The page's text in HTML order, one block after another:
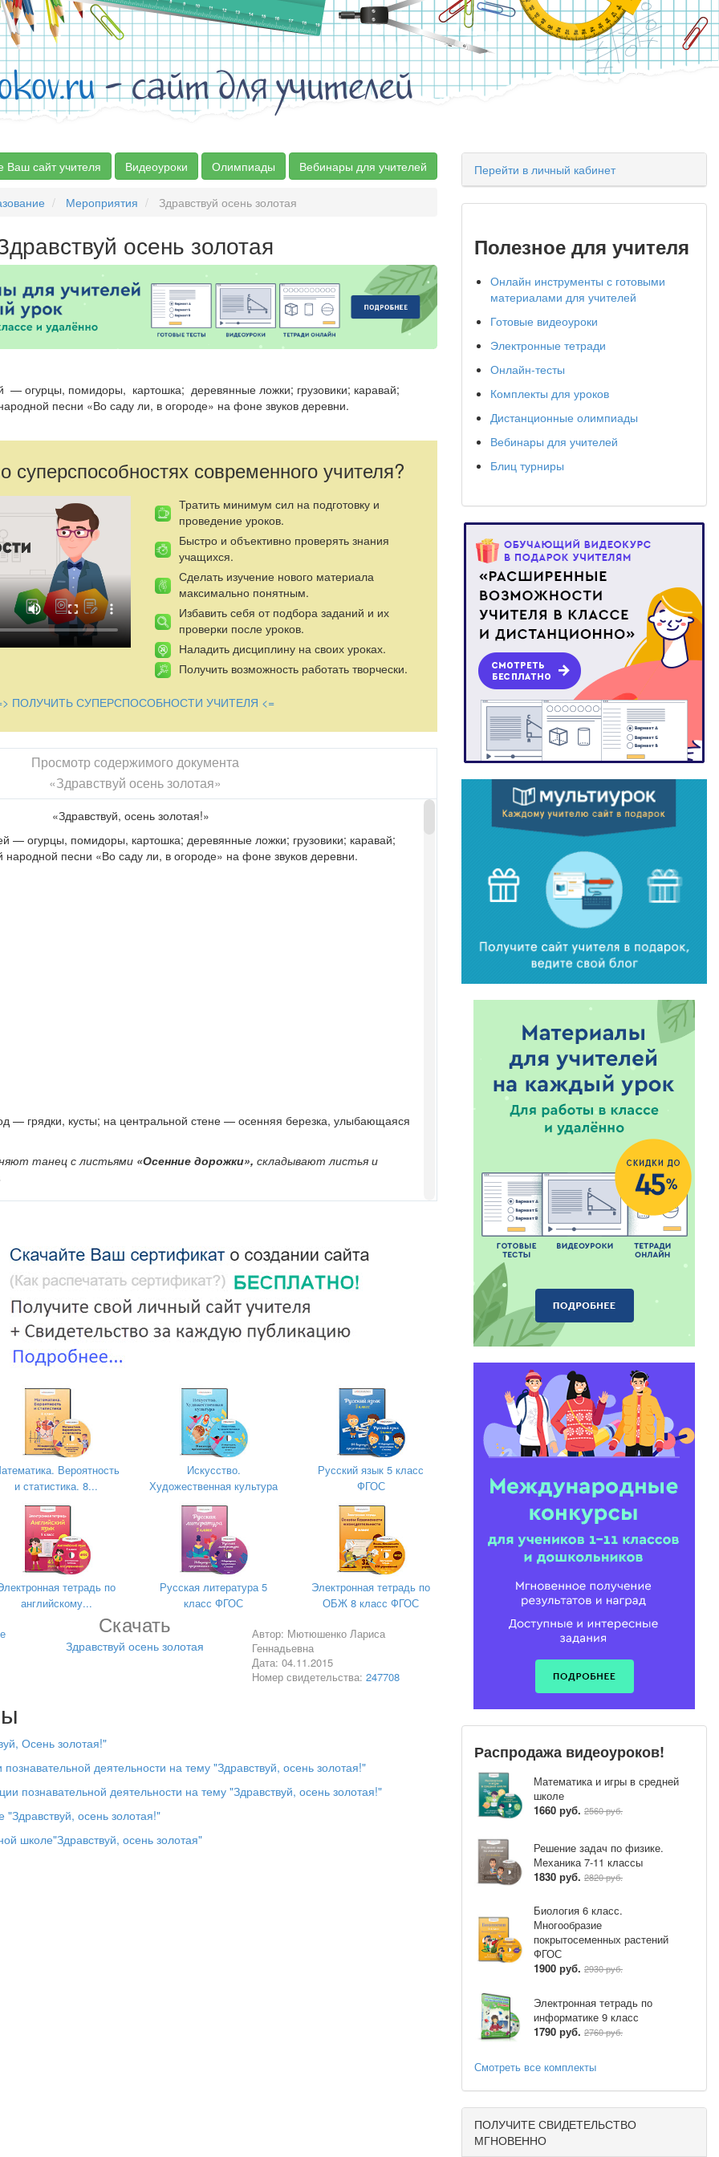
- сайт для учителей
Ваш сайт учителя Видеоуроки Олимпиады Вебинары для учителей
Мероприятия Здравствуй осень золотая
осень золотая
огурцы, помидоры, картошка; деревянные ложки; грузовики; ка­равай;
песни «Во саду ли, в огороде» на фоне звуков деревни.
— грядки, кусты; на цент­ральной стене — осенняя березка, улыбающаяся тучка.
принесет?»
суперспособностях современного учителя?
Тратить минимум сил на подготовку и
проведение уроков.
Быстро и объективно проверять знания
учащихся.
Сделать изучение нового материала
максимально понятным.
Избавить себя от подбора заданий и их
проверки после уроков.
Наладить дисциплину на своих уроках.
Получить возможность работать творчески.
ПОЛУЧИТЬ СУПЕРСПОСОБНОСТИ УЧИТЕЛЯ <=
Просмотр содержимого документа
«Здравствуй осень золотая»
«Здравствуй, осень золотая!»
— огурцы, помидоры, картошка; деревянные ложки; грузовики; ка­равай;
песни «Во саду ли, в огороде» на фоне звуков деревни.
— грядки, кусты; на цент­ральной стене — осенняя березка, улыбающаяся
танец с листьями «Осенние дорожки», складывают листья и
Вероятность
и статистика. 8...
Искусство.
Художественная культура
Русский язык 5 класс
ФГОС
тетрадь по
английскому...
Русская литература 5
класс ФГОС
Электронная тетрадь по
ОБЖ 8 класс ФГОС
Скачать
Здравствуй осень золотая
Автор: Мютюшенко Лариса
Геннадьевна
Дата: 04.11.2015
Номер свидетельства: 247708
Осень золотая!"
познавательной деятельности на тему "Здравствуй, осень золотая!"
познавательной деятельности на тему "Здравствуй, осень золотая!"
осень золотая!"
школе"Здравствуй, осень золотая"
Перейти в личный кабинет
Полезное для учителя
Онлайн инструменты с готовыми
материалами для учителей
Готовые видеоуроки
Электронные тетради
Онлайн-тесты
Комплекты для уроков
Дистанционные олимпиады
Вебинары для учителей
Блиц турниры
Распродажа видеоуроков!
Математика и игры в средней
школе
1660 руб. 2560 руб.
Решение задач по физике.
Механика 7-11 классы
1830 руб. 2820 руб.
Биология 6 класс.
Многообразие
покрытосеменных растений
ФГОС
1900 руб. 2930 руб.
Электронная тетрадь по
информатике 9 класс
1790 руб. 2760 руб.
Смотреть все комплекты
ПОЛУЧИТЕ СВИДЕТЕЛЬСТВО
МГНОВЕННО